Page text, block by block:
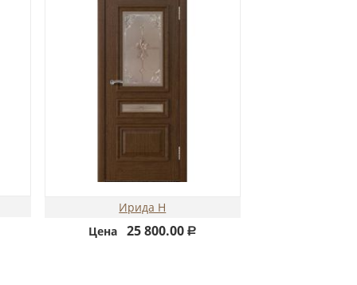
Ирида Н
Цена
25 800.00 Р